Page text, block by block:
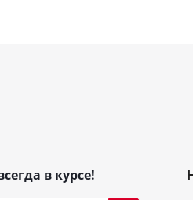
в курсе!